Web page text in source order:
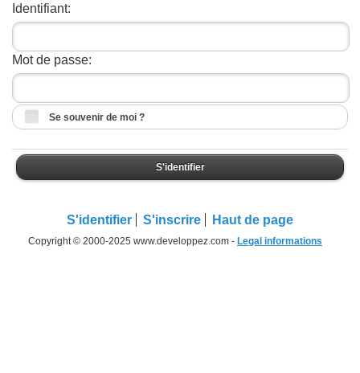
Identifiant:
Mot de passe:
Se souvenir de moi ?
S'identifier
S'identifier S'inscrire Haut de page
Copyright © 2000-2025 www.developpez.com - Legal informations